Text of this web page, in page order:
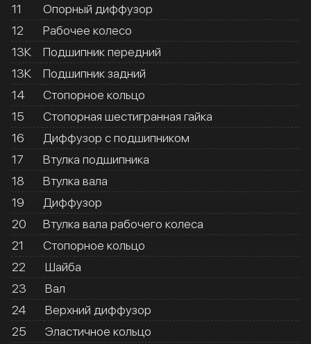
11
Опорный диффузор
12
Рабочее колесо
13К
Подшипник передний
13К
Подшипник задний
14
Стопорное кольцо
15
Стопорная шестигранная гайка
16
Диффузор с подшипником
17
Втулка подшипника
18
Втулка вала
19
Диффузор
20
Втулка вала рабочего колеса
21
Стопорное кольцо
22
Шайба
23
Вал
24
Верхний диффузор
25
Эластичное кольцо